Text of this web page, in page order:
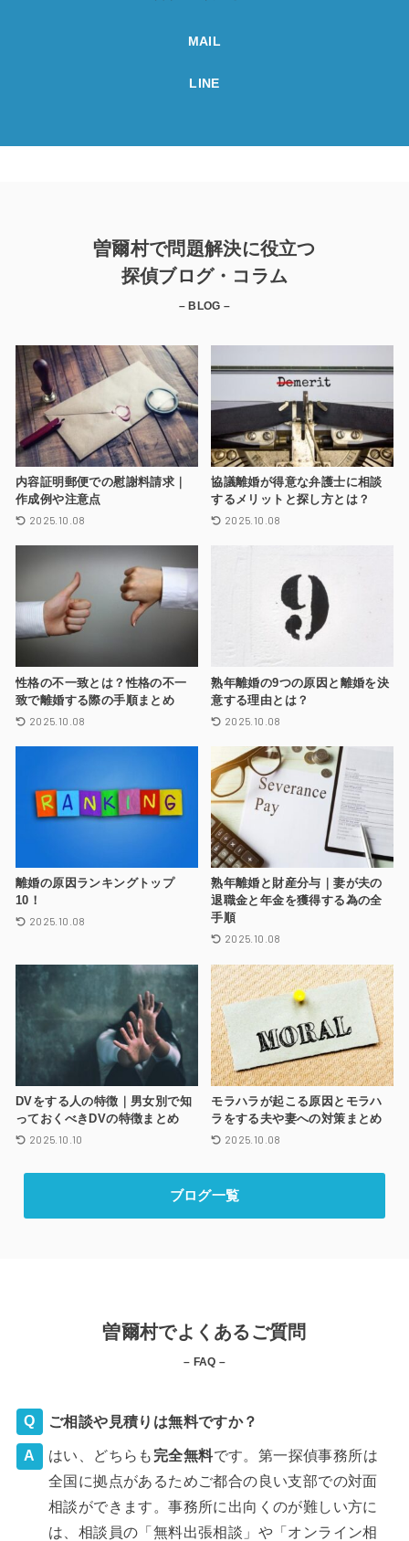
MAIL
LINE
曽爾村で問題解決に役立つ
探偵ブログ・コラム
– BLOG –
内容証明郵便での慰謝料請求｜
作成例や注意点
2025.10.08
協議離婚が得意な弁護士に相談
するメリットと探し方とは？
2025.10.08
性格の不一致とは？性格の不一
致で離婚する際の手順まとめ
2025.10.08
熟年離婚の9つの原因と離婚を決
意する理由とは？
2025.10.08
離婚の原因ランキングトップ
10！
2025.10.08
熟年離婚と財産分与｜妻が夫の
退職金と年金を獲得する為の全
手順
2025.10.08
DVをする人の特徴｜男女別で知
っておくべきDVの特徴まとめ
2025.10.10
モラハラが起こる原因とモラハ
ラをする夫や妻への対策まとめ
2025.10.08
ブログ一覧
曽爾村でよくあるご質問
– FAQ –
ご相談や見積りは無料ですか？
はい、どちらも 完全無料です。第一探偵事務所は
全国に拠点があるためご都合の良い支部での対面
相談ができます。事務所に出向くのが難しい方に
は、相談員の「無料出張相談」や「オンライン相